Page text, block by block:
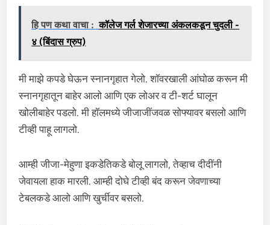
हि पण कथा वाचा : कॉलेज गर्ल शेजारच्या अंकलकडून चुदली -
४ (बिंदास ग्रुप)
मी माझे कपडे घेऊन स्नानगृहात गेलो. शॉवरखाली आंघोळ करून मी
स्नानगृहातून बाहेर आलो आणि एक लोअर व टी-शर्ट घालून
खोलीबाहेर पडलो. मी हॉलमध्ये जीजाजींजवळ सोफ्यावर बसलो आणि
टीव्ही पाहू लागलो.
आम्ही जीजा-मेहुणा इकडेतिकडे बोलू लागलो, तेव्हाच दीदींनी
जेवायला हाक मारली. आम्ही दोघे टीव्ही बंद करून जेवणाच्या
टेबलकडे आलो आणि खुर्चीवर बसलो.